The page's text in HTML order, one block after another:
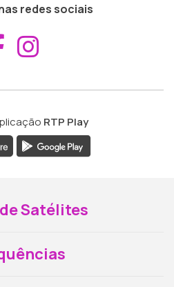
redes sociais
Aceder ao
RTP Play
Satélites